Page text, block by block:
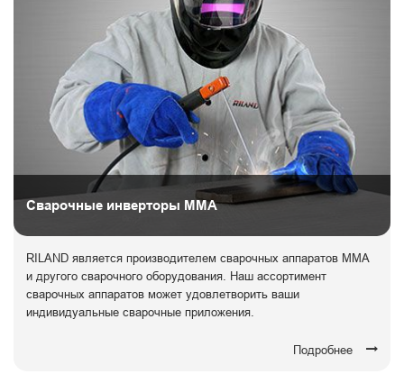
Сварочные инверторы ММА
RILAND является производителем сварочных аппаратов ММА
и другого сварочного оборудования. Наш ассортимент
сварочных аппаратов может удовлетворить ваши
индивидуальные сварочные приложения.
Подробнее